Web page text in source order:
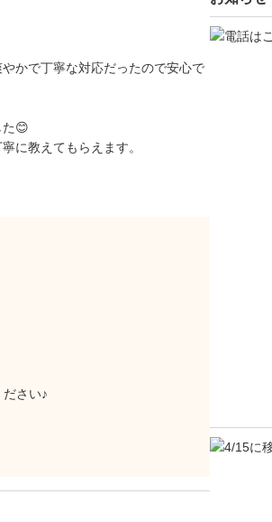
かで丁寧な対応だったので安心で
た😊
に教えてもらえます。
さい♪